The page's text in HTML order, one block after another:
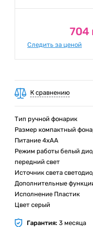
704
Следить за ценой
К сравнению
Тип ручной фонарик
Размер компактный
Питание 4xАА
Режим работы белый
передний свет
Источник света
Дополнительные
Исполнение Пластик
Цвет серый
Гарантия: 3 месяца